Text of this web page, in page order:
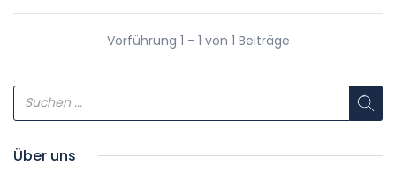
Vorführung 1 - 1 von 1 Beiträge
Über uns